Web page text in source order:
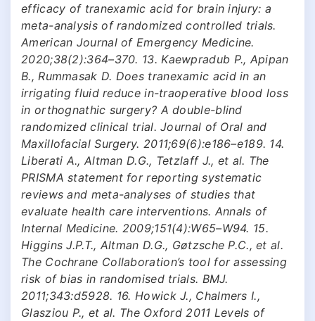
efficacy of tranexamic acid for brain injury: a
meta-analysis of randomized controlled trials.
American Journal of Emergency Medicine.
2020;38(2):364–370. 13. Kaewpradub P., Apipan
B., Rummasak D. Does tranexamic acid in an
irrigating fluid reduce in-traoperative blood loss
in orthognathic surgery? A double-blind
randomized clinical trial. Journal of Oral and
Maxillofacial Surgery. 2011;69(6):e186–e189. 14.
Liberati A., Altman D.G., Tetzlaff J., et al. The
PRISMA statement for reporting systematic
reviews and meta-analyses of studies that
evaluate health care interventions. Annals of
Internal Medicine. 2009;151(4):W65–W94. 15.
Higgins J.P.T., Altman D.G., Gøtzsche P.C., et al.
The Cochrane Collaboration’s tool for assessing
risk of bias in randomised trials. BMJ.
2011;343:d5928. 16. Howick J., Chalmers I.,
Glasziou P., et al. The Oxford 2011 Levels of